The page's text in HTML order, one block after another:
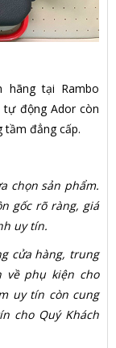
hãng tại Rambo
động Ador còn
tầm đẳng cấp.
chọn sản phẩm.
gốc rõ ràng, giá
uy tín.
cửa hàng, trung
về phụ kiện cho
uy tín còn cung
cho Quý Khách